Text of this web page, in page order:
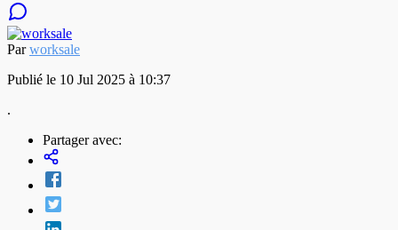
Parworksale
Publié le 10 Jul 2025 à 10:37
.
Partager avec: